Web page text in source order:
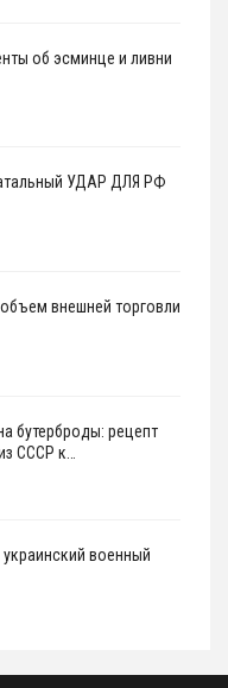
об эсминце и ливни
УДАР ДЛЯ РФ
внешней торговли
бутерброды: рецепт
СССР к…
военный